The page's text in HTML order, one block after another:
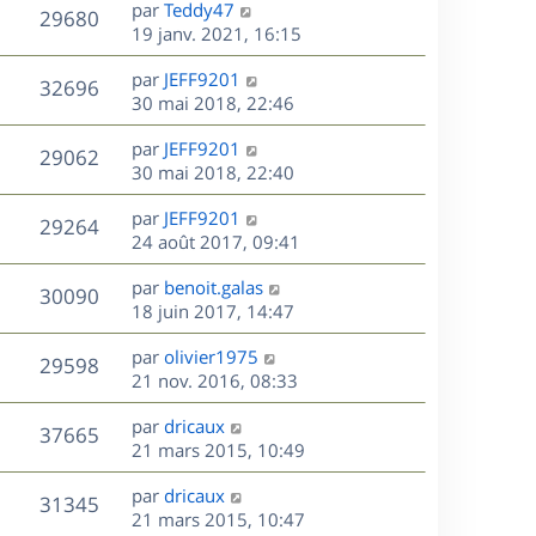
n
i
e
r
m
e
s
s
a
g
e
29680V
u
e
s
D
e
r
n
i
e
r
m
e
s
s
a
g
e
par Teddy47
19 janv. 2021, 16:15
32696V
u
e
D
e
r
n
i
e
r
m
e
s
s
a
g
e
par JEFF9201
30 mai 2018, 22:46
29062V
u
s
D
e
r
n
i
e
r
m
e
s
s
a
g
e
par JEFF9201
30 mai 2018, 22:40
29264V
u
s
D
e
r
n
i
e
r
m
e
s
s
a
g
e
par JEFF9201
24 août 2017, 09:41
30090V
u
e
D
e
r
n
i
e
r
m
e
s
s
par benoit.galas
18 juin 2017, 14:47
29598V
u
D
e
r
n
i
e
r
m
par olivier1975
21 nov. 2016, 08:33
37665V
u
D
e
r
n
i
par dricaux
21 mars 2015, 10:49
31345V
D
e
par dricaux
21 mars 2015, 10:47